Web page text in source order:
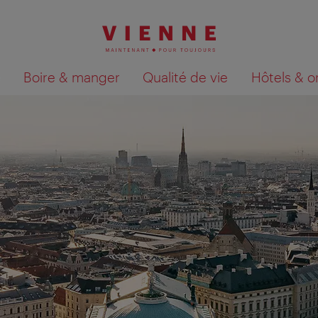
Boire & manger Qualité de vie Hôtels &